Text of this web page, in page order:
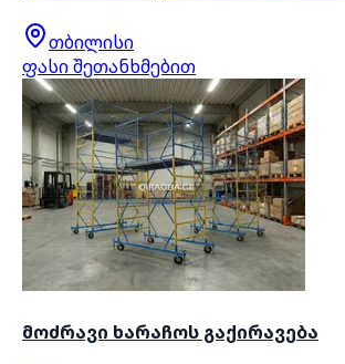
თბილისი
ფასი შეთანხმებით
მოძრავი ხარაჩოს გაქირავება